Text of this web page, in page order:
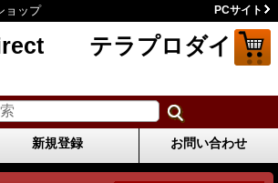
ョップ PCサイト
テラプロダイ
新規登録 お問い合わせ